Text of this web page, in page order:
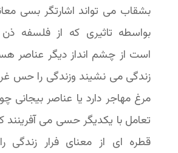
بشقاب مى تواند اشارتگر بسى
بواسطه تاثیرى که از فلسفه
است از چشم انداز دیگر عناصر
زندگى مى نشیند وزندگى را حس
مرغ مهاجر دارد یا عناصر بیجانى
تعامل با یکدیگر حسى مى آفرینند
قطره اى از معناى فرار زندگى